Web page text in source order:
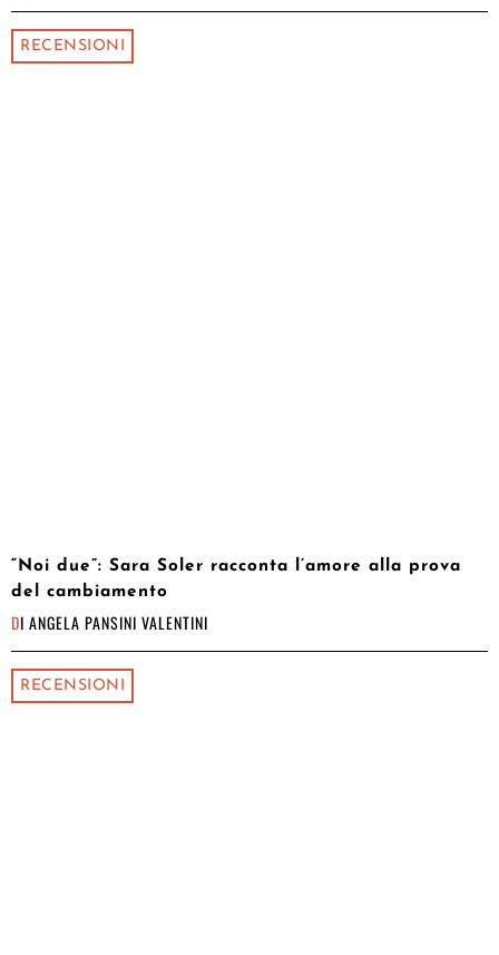
RECENSIONI
“Noi due”: Sara Soler racconta l’amore alla prova
del cambiamento
DI ANGELA PANSINI VALENTINI
RECENSIONI